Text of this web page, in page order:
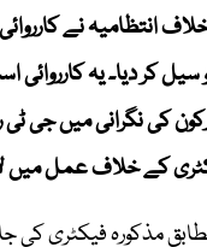
انتظامیہ نے
کر دیا۔ یہ
کی نگرانی میں جی
کے خلاف عمل میں
مذکورہ فیکٹری